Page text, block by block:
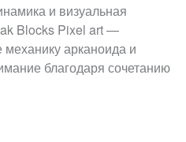
и визуальная
Blocks Pixel art —
арканоида и
благодаря сочетанию